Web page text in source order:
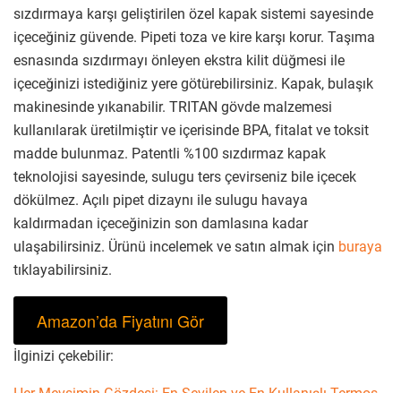
sızdırmaya karşı geliştirilen özel kapak sistemi sayesinde
içeceğiniz güvende. Pipeti toza ve kire karşı korur. Taşıma
esnasında sızdırmayı önleyen ekstra kilit düğmesi ile
içeceğinizi istediğiniz yere götürebilirsiniz. Kapak, bulaşık
makinesinde yıkanabilir. TRITAN gövde malzemesi
kullanılarak üretilmiştir ve içerisinde BPA, fitalat ve toksit
madde bulunmaz. Patentli %100 sızdırmaz kapak
teknolojisi sayesinde, sulugu ters çevirseniz bile içecek
dökülmez. Açılı pipet dizaynı ile sulugu havaya
kaldırmadan içeceğinizin son damlasına kadar
ulaşabilirsiniz. Ürünü incelemek ve satın almak için buraya
tıklayabilirsiniz.
Amazon’da Fiyatını Gör
İlginizi çekebilir: